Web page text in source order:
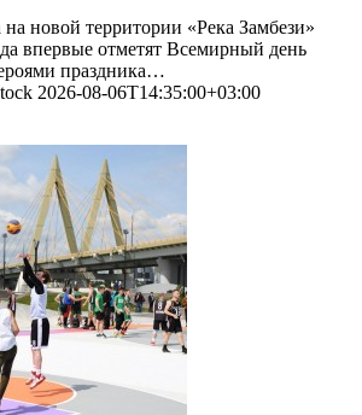
на новой территории «Река Замбези»
впервые отметят Всемирный день
праздника…
2026-08-06T14:35:00+03:00